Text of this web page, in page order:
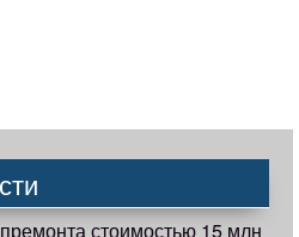
стоимостью 15 млн